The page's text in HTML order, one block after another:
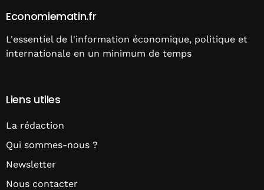
Economiematin.fr
L'essentiel de l'information économique, politique et
internationale en un minimum de temps
Liens utiles
La rédaction
Qui sommes-nous ?
Newsletter
Nous contacter